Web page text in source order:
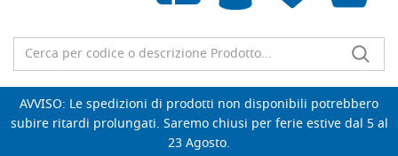
Wishlist vuota
AVVISO: Le spedizioni di prodotti non disponibili potrebbero
subire ritardi prolungati. Saremo chiusi per ferie estive dal 5 al
23 Agosto.